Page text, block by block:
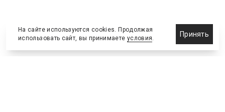
На сайте используются cookies. Продолжая
использовать сайт, вы принимаете условия.
Принять